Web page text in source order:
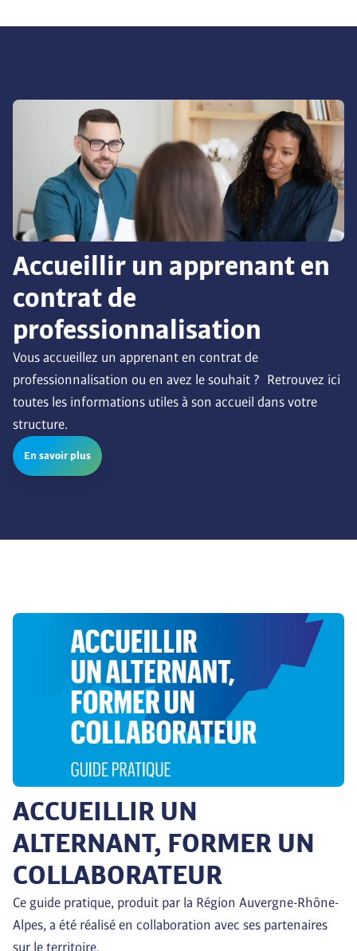
Accueillir un apprenant en
contrat de
professionnalisation
Vous accueillez un apprenant en contrat de
professionnalisation ou en avez le souhait ?  Retrouvez ici
toutes les informations utiles à son accueil dans votre
structure.
En savoir plus
ACCUEILLIR UN
ALTERNANT, FORMER UN
COLLABORATEUR
Ce guide pratique, produit par la Région Auvergne-Rhône-
Alpes, a été réalisé en collaboration avec ses partenaires
sur le territoire.